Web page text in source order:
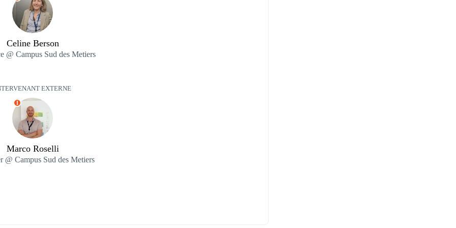
Celine Berson
@ Campus Sud des Metiers
EXTERNE
I
Marco Roselli
@ Campus Sud des Metiers